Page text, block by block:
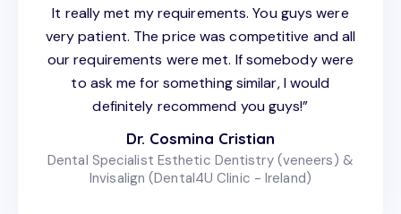
It really met my requirements. You guys were
very patient. The price was competitive and all
our requirements were met. If somebody were
to ask me for something similar, I would
definitely recommend you guys!”
Dr. Cosmina Cristian
Dental Specialist Esthetic Dentistry (veneers) &
Invisalign (Dental4U Clinic - Ireland)